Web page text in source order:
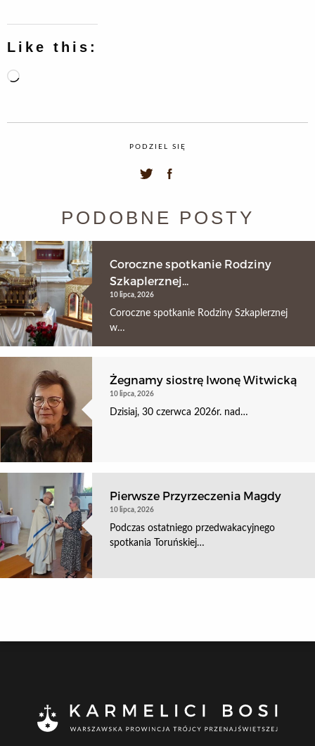
Like this:
Loading…
PODZIEL SIĘ
PODOBNE POSTY
Coroczne spotkanie Rodziny
Szkaplerznej...
10 lipca, 2026
Coroczne spotkanie Rodziny Szkaplerznej
w…
Żegnamy siostrę Iwonę Witwicką
10 lipca, 2026
Dzisiaj, 30 czerwca 2026r. nad…
Pierwsze Przyrzeczenia Magdy
10 lipca, 2026
Podczas ostatniego przedwakacyjnego
spotkania Toruńskiej…